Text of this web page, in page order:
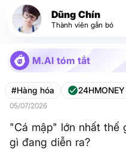
Dũng Chín
Thành viên gắn bó
M.AI tóm tắt
#Hàng hóa
05/07/2026
"Cá mập" lớn nhất thế
gì đang diễn ra?